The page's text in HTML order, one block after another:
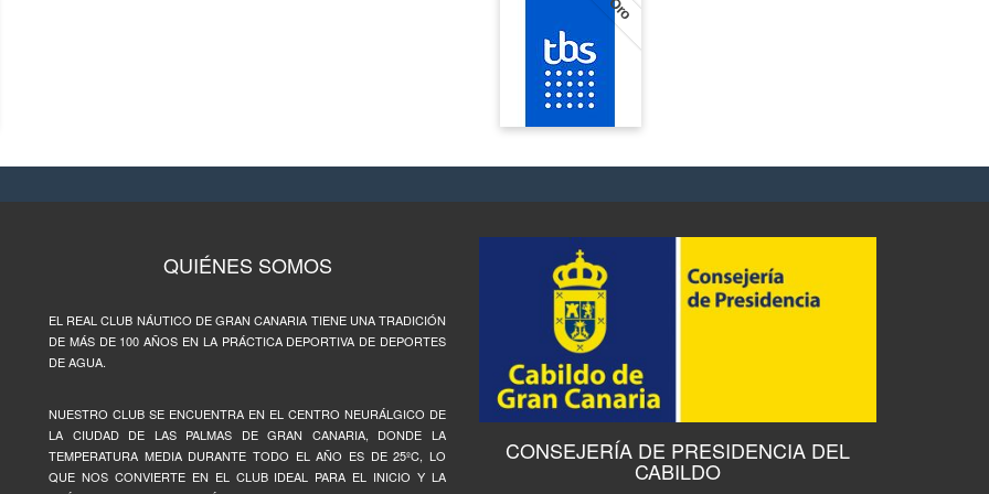
Oro
QUIÉNES SOMOS
EL REAL CLUB NÁUTICO DE GRAN CANARIA TIENE UNA TRADICIÓN
DE MÁS DE 100 AÑOS EN LA PRÁCTICA DEPORTIVA DE DEPORTES
DE AGUA.
NUESTRO CLUB SE ENCUENTRA EN EL CENTRO NEURÁLGICO DE
LA CIUDAD DE LAS PALMAS DE GRAN CANARIA, DONDE LA
TEMPERATURA MEDIA DURANTE TODO EL AÑO ES DE 25ºC, LO
QUE NOS CONVIERTE EN EL CLUB IDEAL PARA EL INICIO Y LA
CONSEJERÍA DE PRESIDENCIA DEL
CABILDO